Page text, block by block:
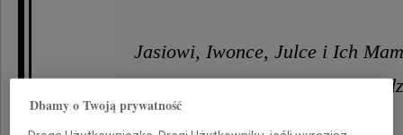
Jasiowi, Iwonce, Julce i Ich
Mamie Mariusza i Siostrze z
Dbamy o Twoją prywatność